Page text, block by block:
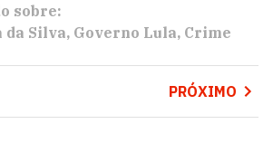
sobre:
da Silva Governo Lula Crime
PRÓXIMO